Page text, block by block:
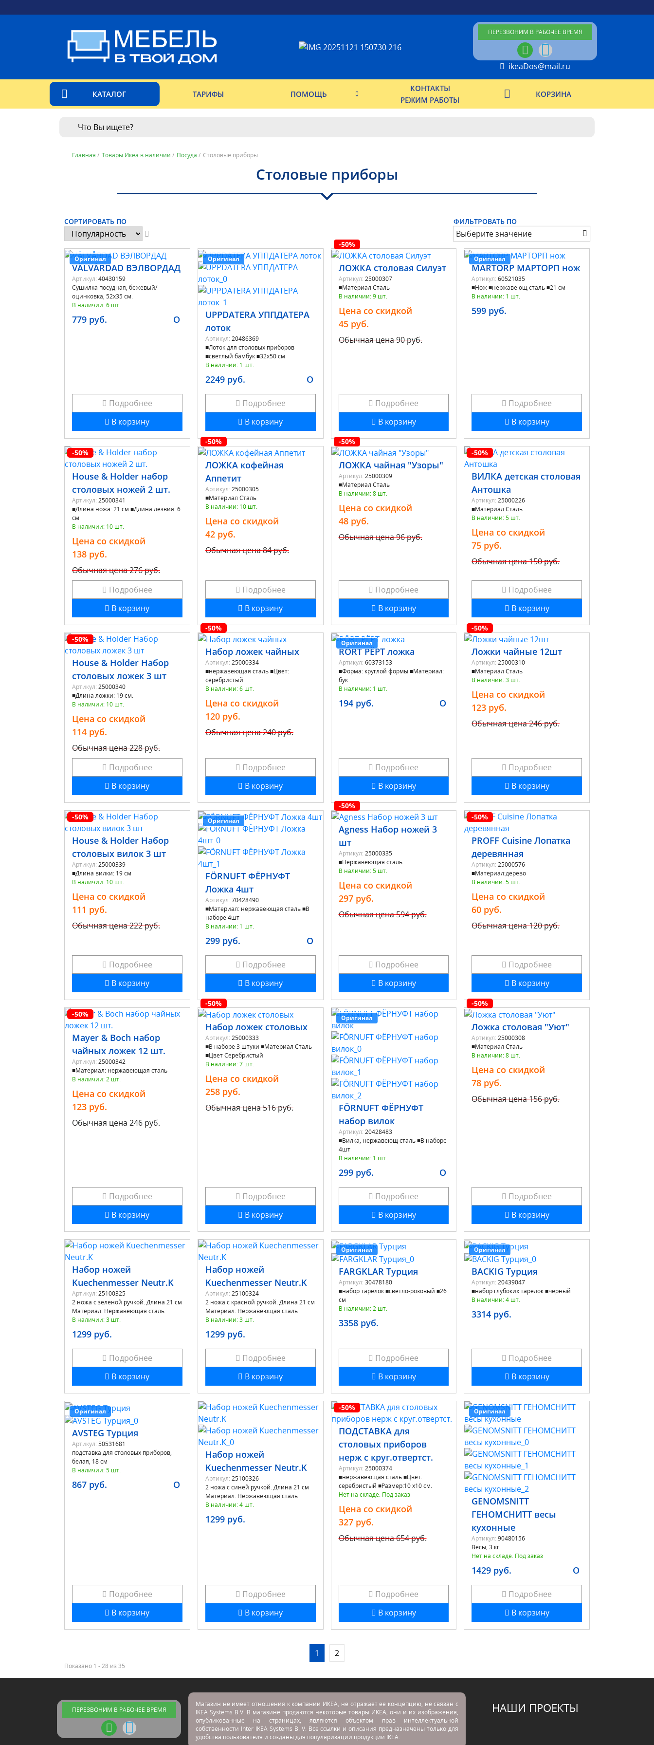
ПЕРЕЗВОНИМ В РАБОЧЕЕ ВРЕМЯ
ikeaDos@mail.ru
КАТАЛОГ ТАРИФЫ ПОМОЩЬ
КОНТАКТЫ
РЕЖИМ РАБОТЫ
КОРЗИНА
Главная / Товары Икеа в наличии / Посуда / Столовые приборы
Столовые приборы
СОРТИРОВАТЬ ПО ФИЛЬТРОВАТЬ ПО
Выберите значение
Оригинал
VÄLVÅRDAD ВЭЛВОРДАД
Артикул: 40430159
Сушилка посудная, бежевый/
оцинковка, 52x35 см.
В наличии: 6 шт.
779 руб. O
Подробнее
В корзину
Оригинал
UPPDATERA УППДАТЕРА
лоток
Артикул: 20486369
■Лоток для столовых приборов
■светлый бамбук ■32x50 см
В наличии: 1 шт.
2249 руб. O
Подробнее
В корзину
-50%
ЛОЖКА столовая Силуэт
Артикул: 25000307
■Материал Сталь
В наличии: 9 шт.
Цена со скидкой
45 руб.
Обычная цена90 руб.
Подробнее
В корзину
Оригинал
MARTORP МАРТОРП нож
Артикул: 60521035
■Нож ■нержавеющ сталь ■21 см
В наличии: 1 шт.
599 руб.
Подробнее
В корзину
-50%
House & Holder набор
столовых ножей 2 шт.
Артикул: 25000341
■Длина ножа: 21 см ■Длина лезвия: 6
см
В наличии: 10 шт.
Цена со скидкой
138 руб.
Обычная цена276 руб.
Подробнее
В корзину
-50%
ЛОЖКА кофейная
Аппетит
Артикул: 25000305
■Материал Сталь
В наличии: 10 шт.
Цена со скидкой
42 руб.
Обычная цена84 руб.
Подробнее
В корзину
-50%
ЛОЖКА чайная "Узоры"
Артикул: 25000309
■Материал Сталь
В наличии: 8 шт.
Цена со скидкой
48 руб.
Обычная цена96 руб.
Подробнее
В корзину
-50%
ВИЛКА детская столовая
Антошка
Артикул: 25000226
■Материал Сталь
В наличии: 5 шт.
Цена со скидкой
75 руб.
Обычная цена150 руб.
Подробнее
В корзину
-50%
House & Holder Набор
столовых ложек 3 шт
Артикул: 25000340
■Длина ложки: 19 см.
В наличии: 10 шт.
Цена со скидкой
114 руб.
Обычная цена228 руб.
Подробнее
В корзину
-50%
Набор ложек чайных
Артикул: 25000334
■нержавеющая сталь ■Цвет:
серебристый
В наличии: 6 шт.
Цена со скидкой
120 руб.
Обычная цена240 руб.
Подробнее
В корзину
Оригинал
RÖRT РЁРТ ложка
Артикул: 60373153
■Форма: круглой формы ■Материал:
бук
В наличии: 1 шт.
194 руб. O
Подробнее
В корзину
-50%
Ложки чайные 12шт
Артикул: 25000310
■Материал Сталь
В наличии: 3 шт.
Цена со скидкой
123 руб.
Обычная цена246 руб.
Подробнее
В корзину
-50%
House & Holder Набор
столовых вилок 3 шт
Артикул: 25000339
■Длина вилки: 19 см
В наличии: 10 шт.
Цена со скидкой
111 руб.
Обычная цена222 руб.
Подробнее
В корзину
Оригинал
FÖRNUFT ФЁРНУФТ
Ложка 4шт
Артикул: 70428490
■Материал: нержавеющая сталь ■В
наборе 4шт
В наличии: 1 шт.
299 руб. O
Подробнее
В корзину
-50%
Аgness Набор ножей 3
шт
Артикул: 25000335
■Нержавеющая сталь
В наличии: 5 шт.
Цена со скидкой
297 руб.
Обычная цена594 руб.
Подробнее
В корзину
-50%
PROFF Cuisine Лопатка
деревянная
Артикул: 25000576
■Материал:дерево
В наличии: 5 шт.
Цена со скидкой
60 руб.
Обычная цена120 руб.
Подробнее
В корзину
-50%
Mayer & Boch набор
чайных ложек 12 шт.
Артикул: 25000342
■Материал: нержавеющая сталь
В наличии: 2 шт.
Цена со скидкой
123 руб.
Обычная цена246 руб.
Подробнее
В корзину
-50%
Набор ложек столовых
Артикул: 25000333
■В наборе 3 штуки ■Материал Сталь
■Цвет Серебристый
В наличии: 7 шт.
Цена со скидкой
258 руб.
Обычная цена516 руб.
Подробнее
В корзину
Оригинал
FÖRNUFT ФЁРНУФТ
набор вилок
Артикул: 20428483
■Вилка, нержавеющ сталь ■В наборе
4шт
В наличии: 1 шт.
299 руб. O
Подробнее
В корзину
-50%
Ложка столовая "Уют"
Артикул: 25000308
■Материал Сталь
В наличии: 8 шт.
Цена со скидкой
78 руб.
Обычная цена156 руб.
Подробнее
В корзину
Набор ножей
Kuechenmesser Neutr.K
Артикул: 25100325
2 ножа с зеленой ручкой. Длина 21 см
Материал: Нержавеющая сталь
В наличии: 3 шт.
1299 руб.
Подробнее
В корзину
Набор ножей
Kuechenmesser Neutr.K
Артикул: 25100324
2 ножа с красной ручкой. Длина 21 см
Материал: Нержавеющая сталь
В наличии: 3 шт.
1299 руб.
Подробнее
В корзину
Оригинал
FARGKLAR Турция
Артикул: 30478180
■набор тарелок ■светло-розовый ■26
см
В наличии: 2 шт.
3358 руб.
Подробнее
В корзину
Оригинал
BACKIG Турция
Артикул: 20439047
■набор глубоких тарелок ■черный
В наличии: 4 шт.
3314 руб.
Подробнее
В корзину
Оригинал
AVSTEG Турция
Артикул: 50531681
подставка для столовых приборов,
белая, 18 см
В наличии: 5 шт.
867 руб. O
Подробнее
В корзину
Набор ножей
Kuechenmesser Neutr.K
Артикул: 25100326
2 ножа с синей ручкой. Длина 21 см
Материал: Нержавеющая сталь
В наличии: 4 шт.
1299 руб.
Подробнее
В корзину
-50%
ПОДСТАВКА для
столовых приборов
нерж с круг.отвертст.
Артикул: 25000374
■нержавеющая сталь ■Цвет:
серебристый ■Размер:10 х10 см.
Нет на складе. Под заказ
Цена со скидкой
327 руб.
Обычная цена654 руб.
Подробнее
В корзину
Оригинал
GENOMSNITT
ГЕНОМСНИТТ весы
кухонные
Артикул: 90480156
Весы, 3 кг
Нет на складе. Под заказ
1429 руб. O
Подробнее
В корзину
1 2
Показано 1 - 28 из 35
ПЕРЕЗВОНИМ В РАБОЧЕЕ ВРЕМЯ
Магазин не имеет отношения к компании ИКЕА, не отражает ее концепцию, не связан с
IKEA Systems B.V. В магазине продаются некоторые товары ИКЕА, они и их изображения,
опубликованные на страницах, являются объектом прав интеллектуальной
собственности Inter IKEA Systems B. V. Все ссылки и описания предназначены только для
удобства пользователя и созданы для популяризации продукции IKEA.
НАШИ ПРОЕКТЫ